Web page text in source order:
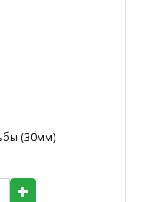
(30мм)